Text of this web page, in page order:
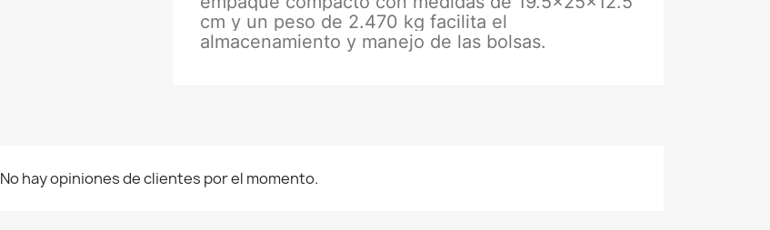
cm y un peso de 2.470 kg facilita el
almacenamiento y manejo de las bolsas.
No hay opiniones de clientes por el momento.